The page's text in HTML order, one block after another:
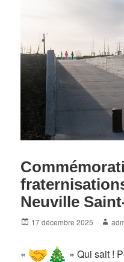
Neuville
Posted
17 décembre 2025
«
» Qui sait !